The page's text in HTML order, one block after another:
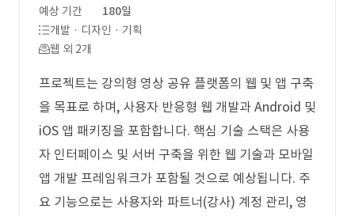
예상 기간
180일
개발 · 디자인 · 기획
웹 외 2개
프로젝트는 강의형 영상 공유 플랫폼의 웹 및 앱 구축
을 목표로 하며, 사용자 반응형 웹 개발과 Android 및
iOS 앱 패키징을 포함합니다. 핵심 기술 스택은 사용
자 인터페이스 및 서버 구축을 위한 웹 기술과 모바일
앱 개발 프레임워크가 포함될 것으로 예상됩니다. 주
요 기능으로는 사용자와 파트너(강사) 계정 관리, 영